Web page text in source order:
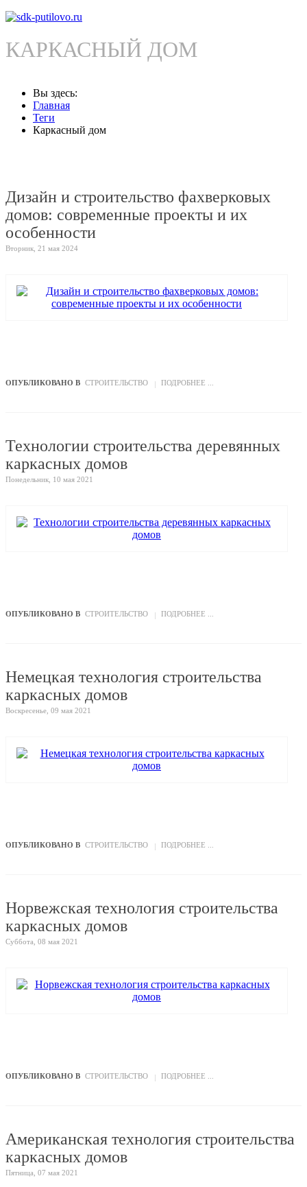
КАРКАСНЫЙ ДОМ
Вы здесь:
Главная
Теги
Каркасный дом
Дизайн и строительство фахверковых
домов: современные проекты и их
особенности
Вторник, 21 мая 2024
ОПУБЛИКОВАНО В СТРОИТЕЛЬСТВО ПОДРОБНЕЕ ...
Технологии строительства деревянных
каркасных домов
Понедельник, 10 мая 2021
ОПУБЛИКОВАНО В СТРОИТЕЛЬСТВО ПОДРОБНЕЕ ...
Немецкая технология строительства
каркасных домов
Воскресенье, 09 мая 2021
ОПУБЛИКОВАНО В СТРОИТЕЛЬСТВО ПОДРОБНЕЕ ...
Норвежская технология строительства
каркасных домов
Суббота, 08 мая 2021
ОПУБЛИКОВАНО В СТРОИТЕЛЬСТВО ПОДРОБНЕЕ ...
Американская технология строительства
каркасных домов
Пятница, 07 мая 2021